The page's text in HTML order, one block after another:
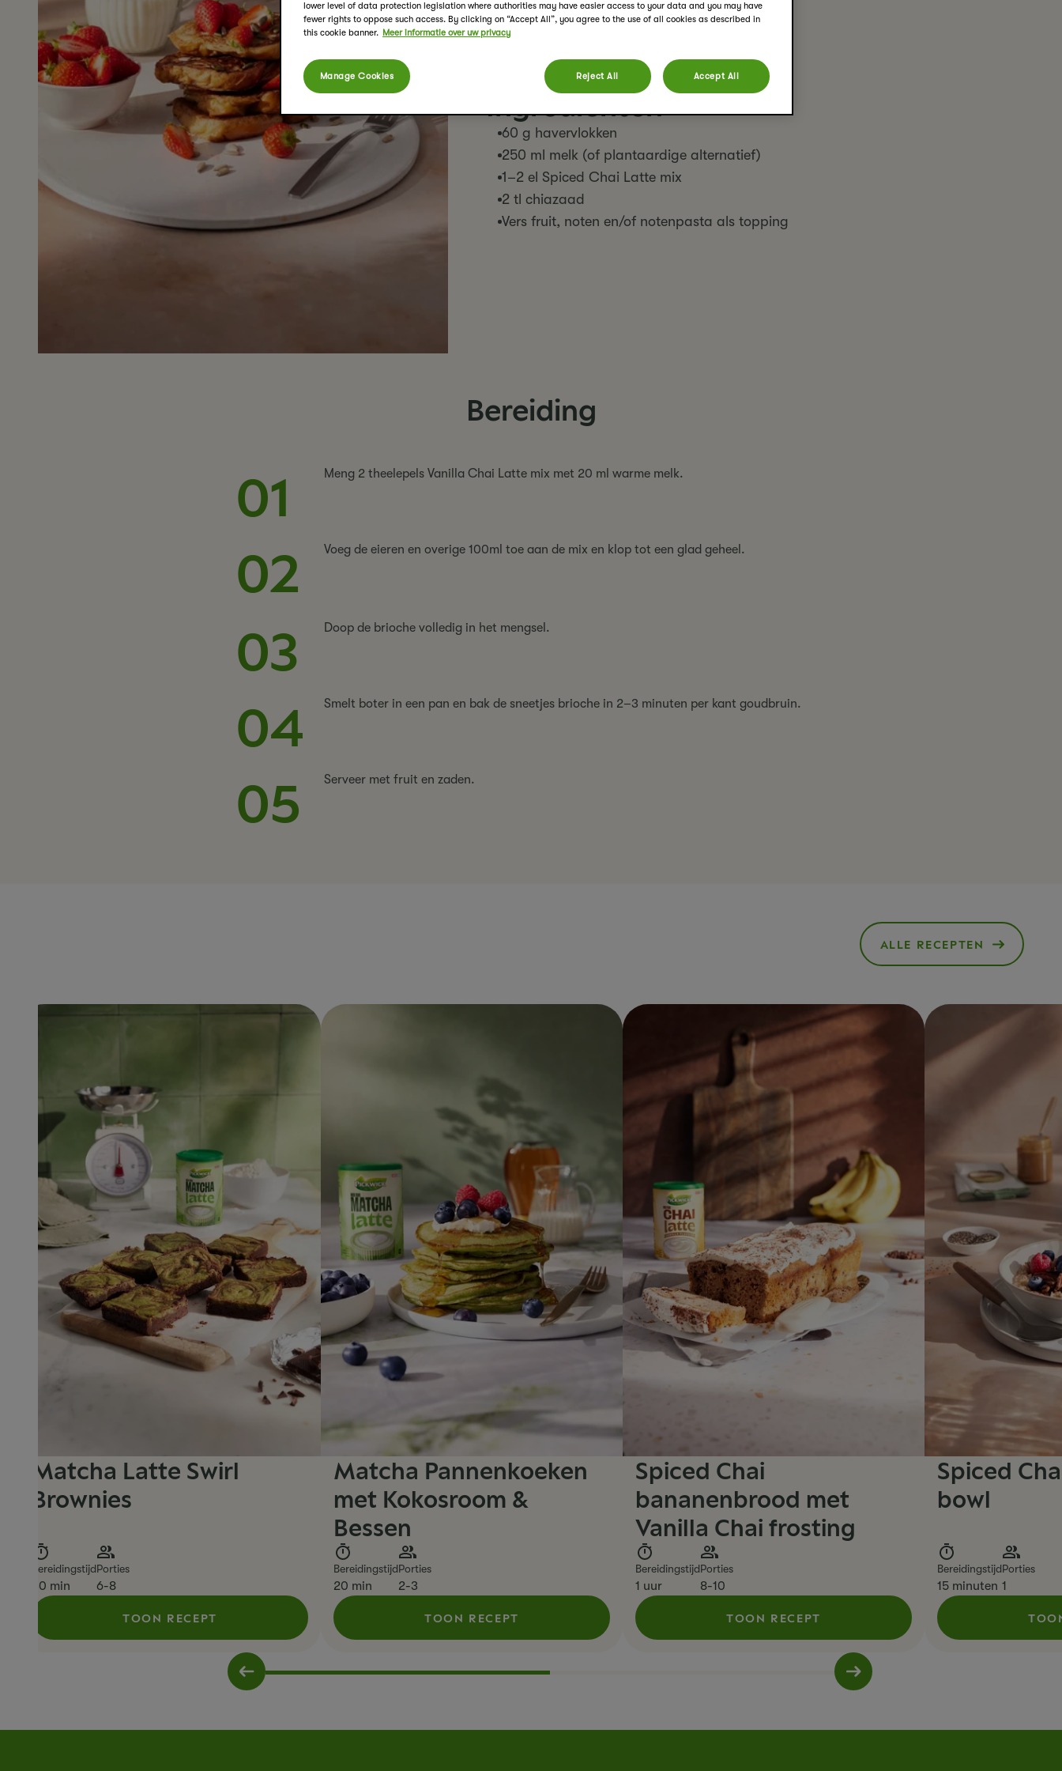
PRINT RECEPT
Ingrediënten
60 g havervlokken
250 ml melk (of plantaardige alternatief)
1–2 el Spiced Chai Latte mix
2 tl chiazaad
Vers fruit, noten en/of notenpasta als topping
Bereiding
01 Meng 2 theelepels Vanilla Chai Latte mix met 20 ml warme melk.
02 Voeg de eieren en overige 100ml toe aan de mix en klop tot een glad geheel.
03 Doop de brioche volledig in het mengsel.
04 Smelt boter in een pan en bak de sneetjes brioche in 2–3 minuten per kant goudbruin.
05 Serveer met fruit en zaden.
ALLE RECEPTEN
()
Matcha Latte Swirl
Brownies
Bereidingstijd
30 min
Porties
6-8
TOON RECEPT
Matcha Pannenkoeken
met Kokosroom &
Bessen
Bereidingstijd
20 min
Porties
2-3
TOON RECEPT
Spiced Chai
bananenbrood met
Vanilla Chai frosting
Bereidingstijd
1 uur
Porties
8-10
TOON RECEPT
Spiced
bowl
Bereidingstijd
15 minuten
Porties
1
lower level of data protection legislation where authorities may have easier access to your data and you may have
fewer rights to oppose such access. By clicking on “Accept All”, you agree to the use of all cookies as described in
this cookie banner. Meer informatie over uw privacy
Manage Cookies Reject All Accept All